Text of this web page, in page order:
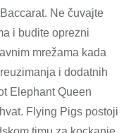
Ne čuvajte
i budite oprezni
mrežama kada
i dodatnih
Elephant Queen
Flying Pigs postoji